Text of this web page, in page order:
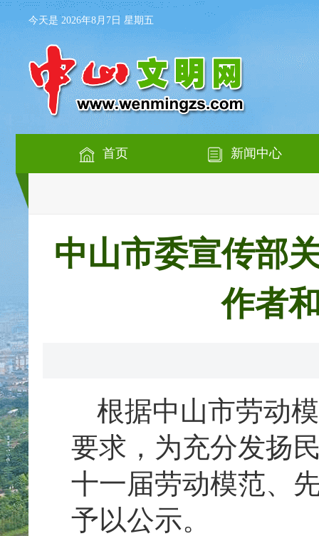
今天是 2026年8月7日 星期五
首页 新闻中心
中山市委宣传部
作者
根据中山市劳动
要求，为充分发扬
十一届劳动模范、
予以公示。